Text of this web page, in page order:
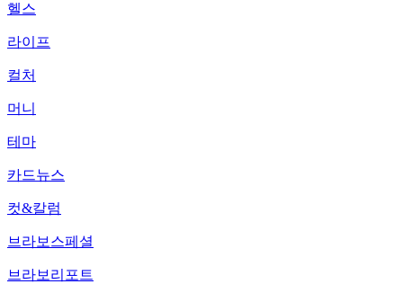
헬스
라이프
컬처
머니
테마
카드뉴스
컷&칼럼
브라보스페셜
브라보리포트